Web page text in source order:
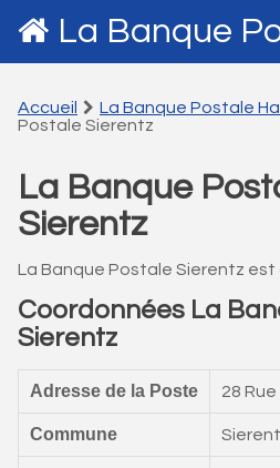
La Banque
Accueil La Banque Postale
Postale Sierentz
La Banque
Sierentz
La Banque Postale Sierentz
Coordonnées La
Sierentz
Adresse de la Poste 28
Commune